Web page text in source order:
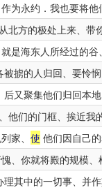
为永约．我也要将他
北方的极处上来、带
是海东人所经过的谷
被掳的人归回、要怜
后又聚集他们归回本
他们的门框、挨近我
家、 使 他们因自己
、你就将殿的规模
其中的一切事、并作